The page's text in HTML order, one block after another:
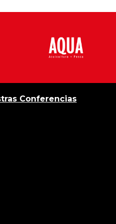
Conferencias